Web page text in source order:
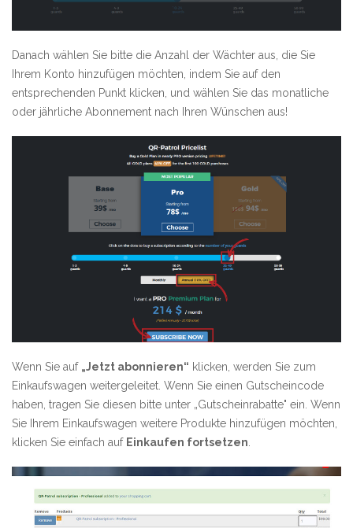
Danach wählen Sie bitte die Anzahl der Wächter aus, die Sie
Ihrem Konto hinzufügen möchten, indem Sie auf den
entsprechenden Punkt klicken, und wählen Sie das monatliche
oder jährliche Abonnement nach Ihren Wünschen aus!
Wenn Sie auf „Jetzt abonnieren“ klicken, werden Sie zum
Einkaufswagen weitergeleitet. Wenn Sie einen Gutscheincode
haben, tragen Sie diesen bitte unter „Gutscheinrabatte" ein. Wenn
Sie Ihrem Einkaufswagen weitere Produkte hinzufügen möchten,
klicken Sie einfach auf Einkaufen fortsetzen